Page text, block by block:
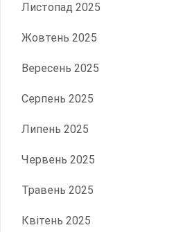
Листопад 2025
Жовтень 2025
Вересень 2025
Серпень 2025
Липень 2025
Червень 2025
Травень 2025
Квітень 2025